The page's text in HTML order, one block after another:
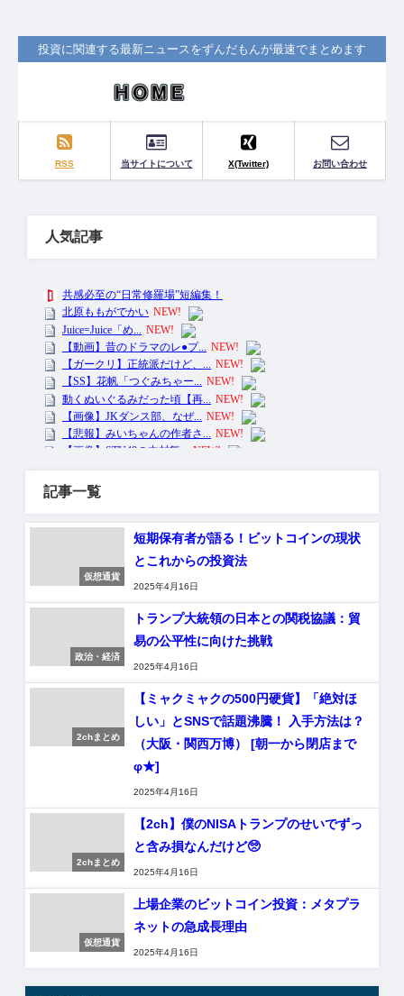
投資に関連する最新ニュースをずんだもんが最速でまとめます
RSS 当サイトについて X(Twitter) お問い合わせ
人気記事
記事一覧
仮想通貨
短期保有者が語る！ビットコインの現状
とこれからの投資法
2025年4月16日
政治・経済
トランプ大統領の日本との関税協議：貿
易の公平性に向けた挑戦
2025年4月16日
2chまとめ
【ミャクミャクの500円硬貨】「絶対ほ
しい」とSNSで話題沸騰！ 入手方法は？
（大阪・関西万博） [朝一から閉店まで
φ★]
2025年4月16日
2chまとめ
【2ch】僕のNISAトランプのせいでずっ
と含み損なんだけど🥺
2025年4月16日
仮想通貨
上場企業のビットコイン投資：メタプラ
ネットの急成長理由
2025年4月16日